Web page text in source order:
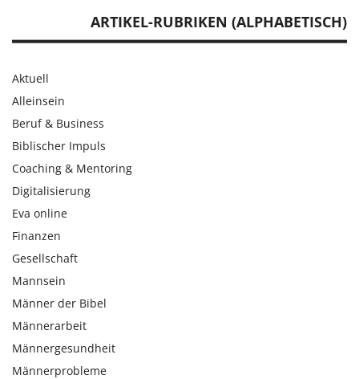
ARTIKEL-RUBRIKEN (ALPHABETISCH)
Aktuell
Alleinsein
Beruf & Business
Biblischer Impuls
Coaching & Mentoring
Digitalisierung
Eva online
Finanzen
Gesellschaft
Mannsein
Männer der Bibel
Männerarbeit
Männergesundheit
Männerprobleme